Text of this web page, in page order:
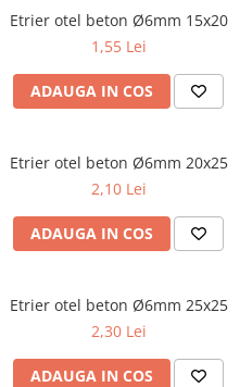
Etrier otel beton Ø6mm 15x20
1,55 Lei
ADAUGA IN COS
Etrier otel beton Ø6mm 20x25
2,10 Lei
ADAUGA IN COS
Etrier otel beton Ø6mm 25x25
2,30 Lei
ADAUGA IN COS